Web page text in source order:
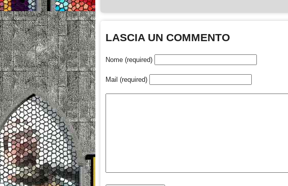
LASCIA UN COMMENTO
Nome (required)
Mail (required)